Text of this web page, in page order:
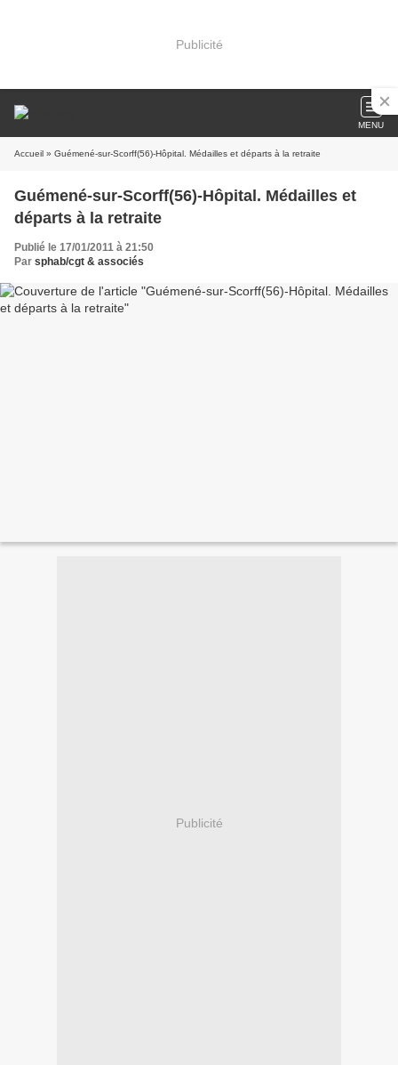
Publicité
MENU
Accueil » Guémené-sur-Scorff(56)-Hôpital. Médailles et départs à la retraite
Guémené-sur-Scorff(56)-Hôpital. Médailles et
départs à la retraite
Publié le 17/01/2011 à 21:50
Par sphab/cgt & associés
Publicité